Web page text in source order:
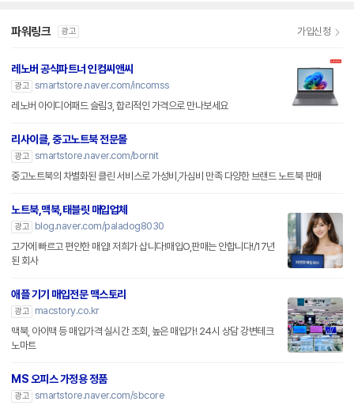
파워링크 광고 가입신청
레노버 공식파트너 인컴씨앤씨
광고 smartstore.naver.com/incomss
레노버 아이디어패드 슬림3, 합리적인 가격으로 만나보세요
리사이클, 중고노트북 전문몰
광고 smartstore.naver.com/bornit
중고노트북의 차별화된 클린 서비스로 가성비,가심비 만족 다양한 브랜드 노트북 판매
노트북,맥북,태블릿 매입업체
광고
blog.naver.com/paladog8030
고가에 빠르고 편안한 매입! 저희가 삽니다!매입O,판매는 안합니다!/17년
된 회사
애플 기기 매입전문 맥스토리
광고
macstory.co.kr
맥북, 아이맥 등 매입가격 실시간 조회, 높은 매입가! 24시 상담 강변테크
노마트
MS 오피스 가정용 정품
광고 smartstore.naver.com/sbcore